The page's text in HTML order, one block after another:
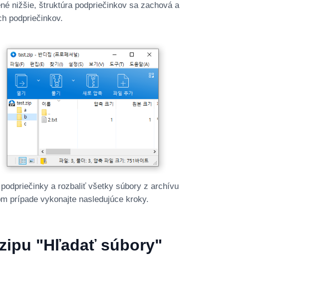
nižšie, štruktúra podpriečinkov sa zachová a
podpriečinkov.
a rozbaliť všetky súbory z archívu
prípade vykonajte nasledujúce kroky.
"Hľadať súbory"